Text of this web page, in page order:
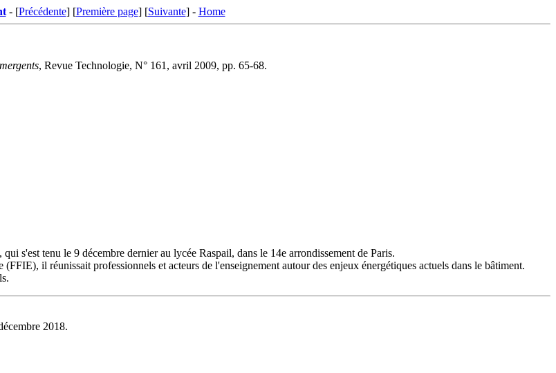
- [Précédente] [Première page] [Suivante] - Home
, Revue Technologie, N° 161, avril 2009, pp. 65-68.
s'est tenu le 9 décembre dernier au lycée Raspail, dans le 14e arrondissement de Paris.
il réunissait professionnels et acteurs de l'enseignement autour des enjeux énergétiques actuels dans le bâtiment.
2018.